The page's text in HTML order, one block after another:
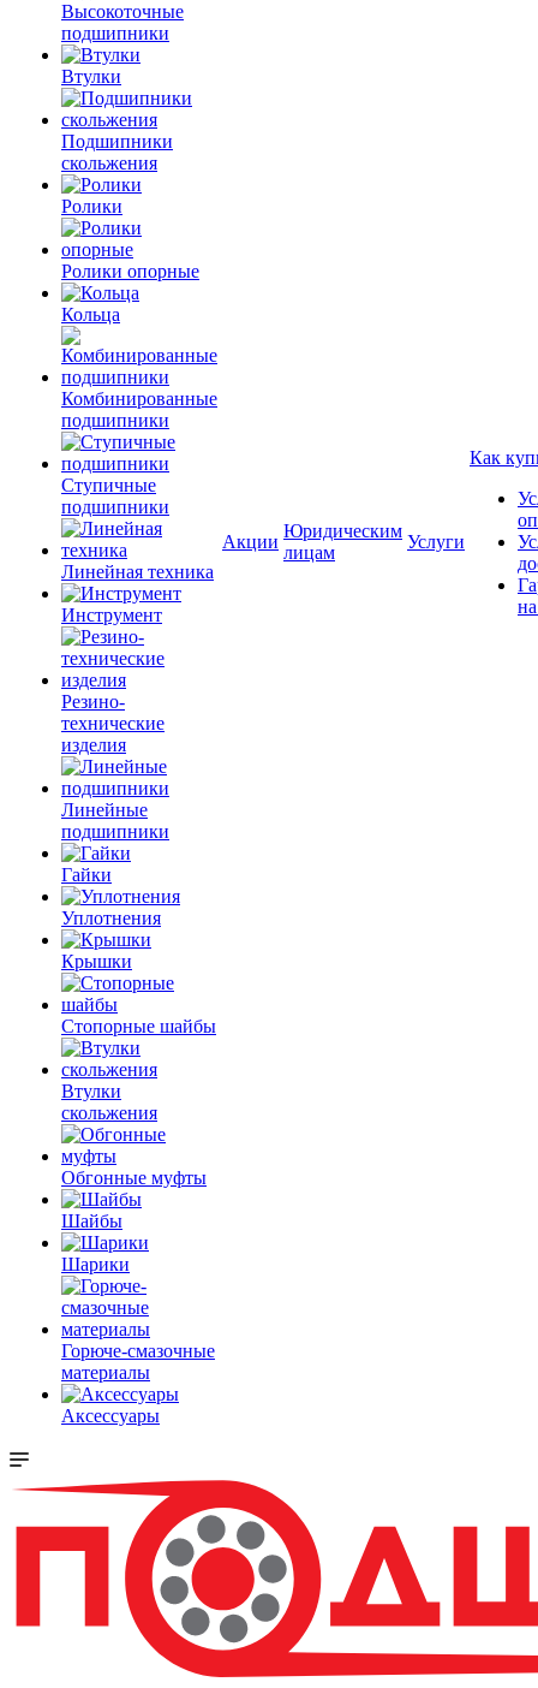
Высокоточные
подшипники
Втулки
Подшипники
скольжения
Ролики
Ролики опорные
Кольца
Комбинированные
подшипники
Ступичные
подшипники
Линейная техника
Инструмент
Резино-
технические
изделия
Линейные
подшипники
Гайки
Уплотнения
Крышки
Стопорные шайбы
Втулки
скольжения
Обгонные муфты
Шайбы
Шарики
Горюче-смазочные
материалы
Аксессуары
Акции
Юридическим
лицам
Услуги
Как